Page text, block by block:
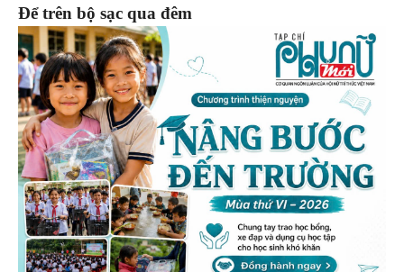
Để trên bộ sạc qua đêm